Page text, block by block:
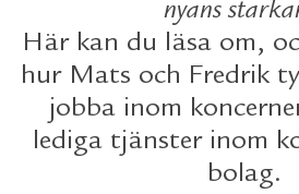
nyans
Här kan du läsa om,
hur Mats och Fredrik
jobba inom
lediga tjänster inom
bolag.